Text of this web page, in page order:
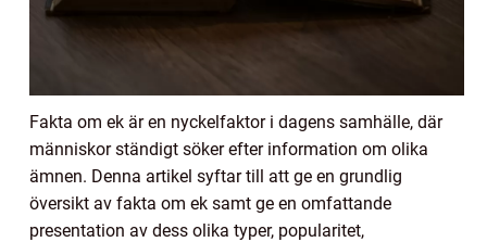
Fakta om ek är en nyckelfaktor i dagens samhälle, där
människor ständigt söker efter information om olika
ämnen. Denna artikel syftar till att ge en grundlig
översikt av fakta om ek samt ge en omfattande
presentation av dess olika typer, popularitet,